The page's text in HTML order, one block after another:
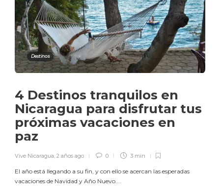
Destinos
4 Destinos tranquilos en
Nicaragua para disfrutar tus
próximas vacaciones en
paz
Vive Nicaragua 2 años ago 0 3 min
El año está llegando a su fin, y con ello se acercan las esperadas
vacaciones de Navidad y Año Nuevo....